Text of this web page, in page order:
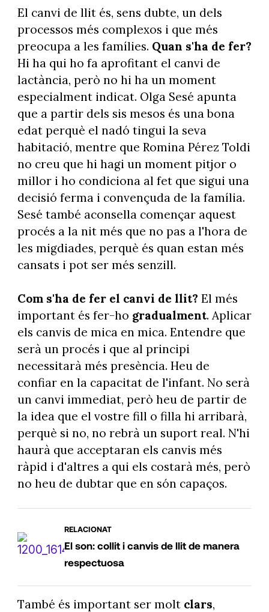
El canvi de llit és, sens dubte, un dels
processos més complexos i que més
preocupa a les famílies. Quan s'ha de fer?
Hi ha qui ho fa aprofitant el canvi de
lactància, però no hi ha un moment
especialment indicat. Olga Sesé apunta
que a partir dels sis mesos és una bona
edat perquè el nadó tingui la seva
habitació, mentre que Romina Pérez Toldi
no creu que hi hagi un moment pitjor o
millor i ho condiciona al fet que sigui una
decisió ferma i convençuda de la família.
Sesé també aconsella començar aquest
procés a la nit més que no pas a l'hora de
les migdiades, perquè és quan estan més
cansats i pot ser més senzill.
Com s'ha de fer el canvi de llit? El més
important és fer-ho gradualment. Aplicar
els canvis de mica en mica. Entendre que
serà un procés i que al principi
necessitarà més presència. Heu de
confiar en la capacitat de l'infant. No serà
un canvi immediat, però heu de partir de
la idea que el vostre fill o filla hi arribarà,
perquè si no, no rebrà un suport real. N'hi
haurà que acceptaran els canvis més
ràpid i d'altres a qui els costarà més, però
no heu de dubtar que en són capaços.
RELACIONAT
El son: collit i canvis de llit de manera
respectuosa
També és important ser molt clars,